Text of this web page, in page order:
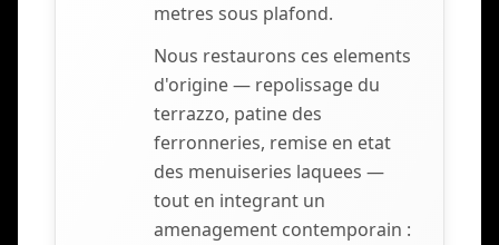
metres sous plafond.
Nous restaurons ces elements
d'origine — repolissage du
terrazzo, patine des
ferronneries, remise en etat
des menuiseries laquees —
tout en integrant un
amenagement contemporain :